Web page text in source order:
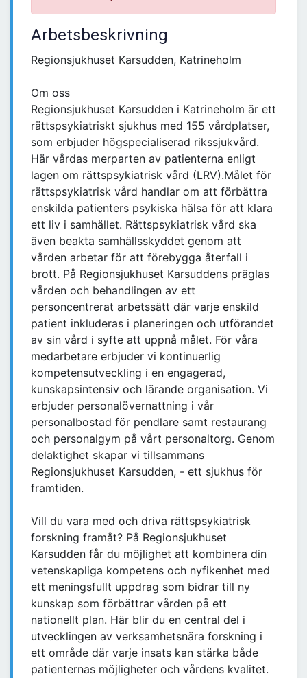
Arbetsbeskrivning
Regionsjukhuset Karsudden, Katrineholm
Om oss
Regionsjukhuset Karsudden i Katrineholm är ett
rättspsykiatriskt sjukhus med 155 vårdplatser,
som erbjuder högspecialiserad rikssjukvård.
Här vårdas merparten av patienterna enligt
lagen om rättspsykiatrisk vård (LRV).Målet för
rättspsykiatrisk vård handlar om att förbättra
enskilda patienters psykiska hälsa för att klara
ett liv i samhället. Rättspsykiatrisk vård ska
även beakta samhällsskyddet genom att
vården arbetar för att förebygga återfall i
brott. På Regionsjukhuset Karsuddens präglas
vården och behandlingen av ett
personcentrerat arbetssätt där varje enskild
patient inkluderas i planeringen och utförandet
av sin vård i syfte att uppnå målet. För våra
medarbetare erbjuder vi kontinuerlig
kompetensutveckling i en engagerad,
kunskapsintensiv och lärande organisation. Vi
erbjuder personalövernattning i vår
personalbostad för pendlare samt restaurang
och personalgym på vårt personaltorg. Genom
delaktighet skapar vi tillsammans
Regionsjukhuset Karsudden, - ett sjukhus för
framtiden.
Vill du vara med och driva rättspsykiatrisk
forskning framåt? På Regionsjukhuset
Karsudden får du möjlighet att kombinera din
vetenskapliga kompetens och nyfikenhet med
ett meningsfullt uppdrag som bidrar till ny
kunskap som förbättrar vården på ett
nationellt plan. Här blir du en central del i
utvecklingen av verksamhetsnära forskning i
ett område där varje insats kan stärka både
patienternas möjligheter och vårdens kvalitet.